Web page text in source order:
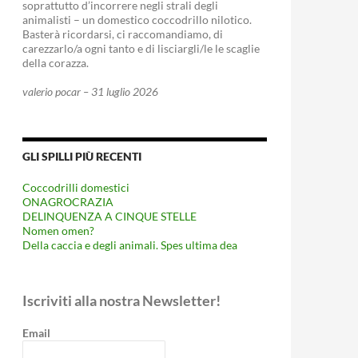
soprattutto d’incorrere negli strali degli
animalisti – un domestico coccodrillo nilotico.
Basterà ricordarsi, ci raccomandiamo, di
carezzarlo/a ogni tanto e di lisciargli/le le scaglie
della corazza.
valerio pocar – 31 luglio 2026
GLI SPILLI PIÙ RECENTI
Coccodrilli domestici
ONAGROCRAZIA
DELINQUENZA A CINQUE STELLE
Nomen omen?
Della caccia e degli animali. Spes ultima dea
Iscriviti alla nostra Newsletter!
Email